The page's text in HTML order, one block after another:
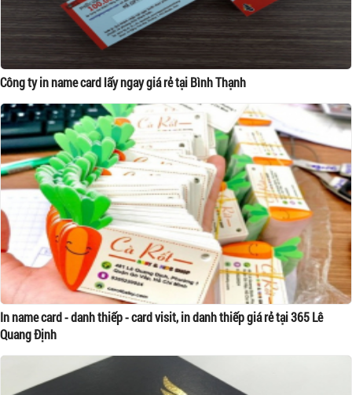
Công ty in name card lấy ngay giá rẻ tại Bình Thạnh
In name card - danh thiếp - card visit, in danh thiếp giá rẻ tại 365 Lê
Quang Định